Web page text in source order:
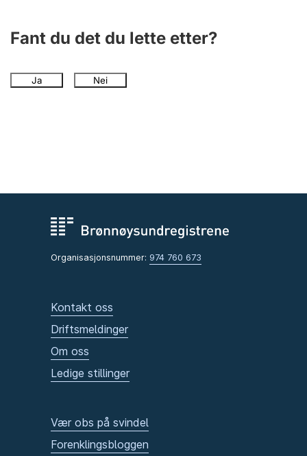
Fant du det du lette etter?
Ja Nei
Organisasjonsnummer: 974 760 673
Kontakt oss
Driftsmeldinger
Om oss
Ledige stillinger
Vær obs på svindel
Forenklingsbloggen